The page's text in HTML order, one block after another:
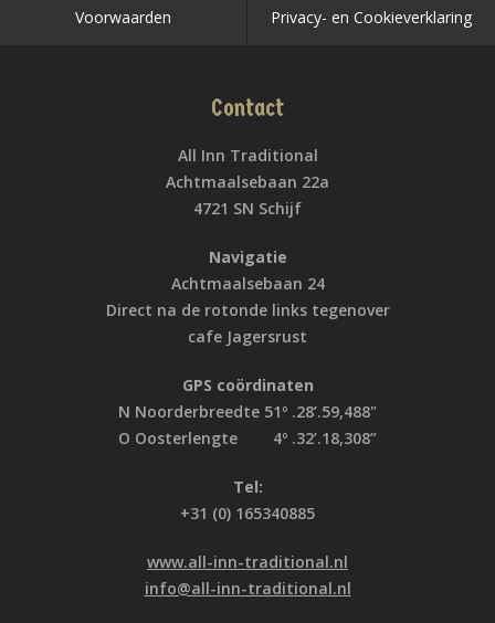
Voorwaarden Privacy- en Cookieverklaring
Contact
All Inn Traditional
Achtmaalsebaan 22a
4721 SN Schijf
Navigatie
Achtmaalsebaan 24
Direct na de rotonde links tegenover
cafe Jagersrust
GPS coördinaten
N Noorderbreedte 51º .28’.59,488"
O Oosterlengte 4º .32’.18,308”
Tel:
+31 (0) 165340885
www.all-inn-traditional.nl
info@all-inn-traditional.nl